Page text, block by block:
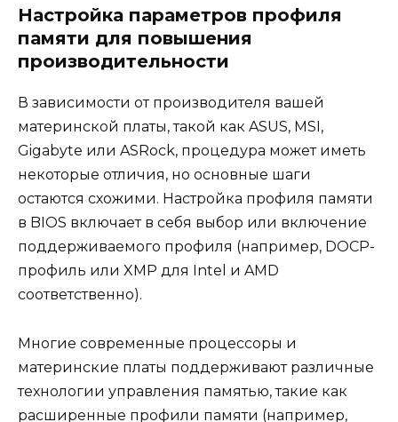
Настройка параметров профиля
памяти для повышения
производительности
В зависимости от производителя вашей
материнской платы, такой как ASUS, MSI,
Gigabyte или ASRock, процедура может иметь
некоторые отличия, но основные шаги
остаются схожими. Настройка профиля памяти
в BIOS включает в себя выбор или включение
поддерживаемого профиля (например, DOCP-
профиль или XMP для Intel и AMD
соответственно).
Многие современные процессоры и
материнские платы поддерживают различные
технологии управления памятью, такие как
расширенные профили памяти (например,